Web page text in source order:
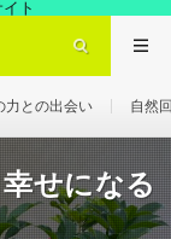
ト
力との出会い 自然
せになる